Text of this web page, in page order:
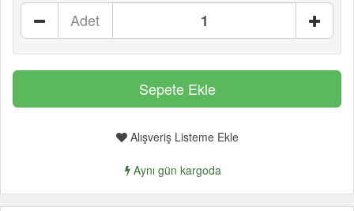
Adet
Alışveriş Listeme Ekle
Aynı gün kargoda